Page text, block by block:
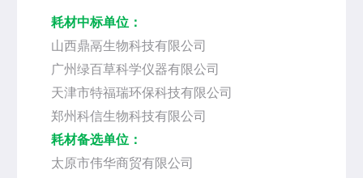
耗材中标单位：
山西鼎鬲生物科技有限公司
广州绿百草科学仪器有限公司
天津市特福瑞环保科技有限公司
郑州科信生物科技有限公司
耗材备选单位：
太原市伟华商贸有限公司